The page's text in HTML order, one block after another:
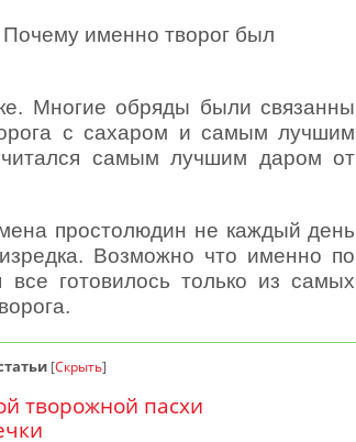
именно творог был
Многие обряды были связанны
с сахаром и самым лучшим
самым лучшим даром от
простолюдин не каждый день
Возможно что именно по
готовилось только из самых
[Скрыть]
творожной пасхи